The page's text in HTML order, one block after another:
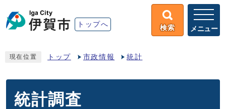
トップへ 検索 メニュー
現在位置 トップ 市政情報 統計
統計調査